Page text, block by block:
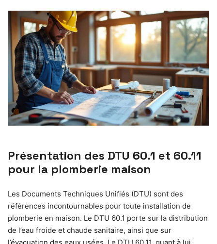
Présentation des DTU 60.1 et 60.11
pour la plomberie maison
Les Documents Techniques Unifiés (DTU) sont des
références incontournables pour toute installation de
plomberie en maison. Le DTU 60.1 porte sur la distribution
de l’eau froide et chaude sanitaire, ainsi que sur